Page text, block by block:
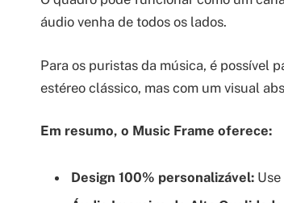
áudio venha de todos os lados.
Para os puristas da música, é possível
estéreo clássico, mas com um visual
Em resumo, o Music Frame oferece:
Design 100% personalizável: